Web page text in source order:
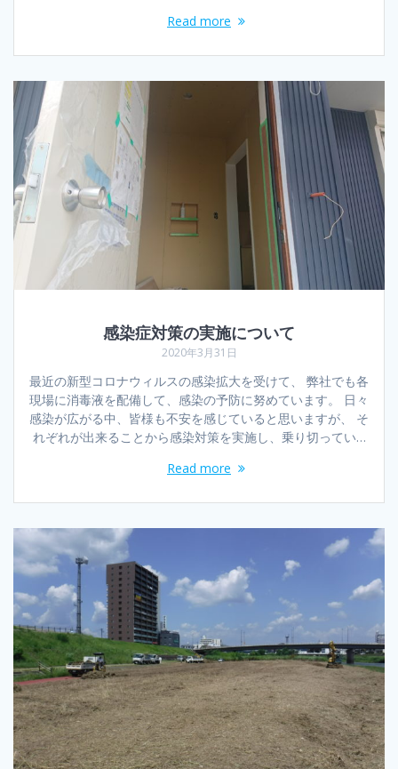
Read more
感染症対策の実施について
2020年3月31日
最近の新型コロナウィルスの感染拡大を受けて、 弊社でも各
現場に消毒液を配備して、感染の予防に努めています。 日々
感染が広がる中、皆様も不安を感じていると思いますが、 そ
れぞれが出来ることから感染対策を実施し、乗り切ってい…
Read more